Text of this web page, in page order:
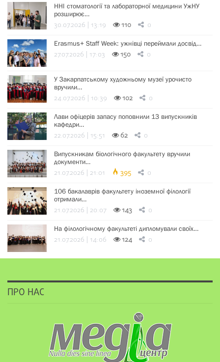
ННІ стоматології та лабораторної медицини УжНУ
розширює…
30.07.2026 | 13:19 110 0
Erasmus+ Staff Week: ужнівці переймали досвід…
27.07.2026 | 17:03 150 0
У Закарпатському художньому музеї урочисто
вручили…
24.07.2026 | 10:39 102 0
Лави офіцерів запасу поповнили 13 випускників
кафедри…
22.07.2026 | 15:51 62 0
Випускникам біологічного факультету вручили
документи…
21.07.2026 | 21:01 395 0
106 бакалаврів факультету іноземної філології
отримали…
21.07.2026 | 20:07 143 0
На філологічному факультеті дипломували своїх…
21.07.2026 | 14:06 124 0
ПРО НАС